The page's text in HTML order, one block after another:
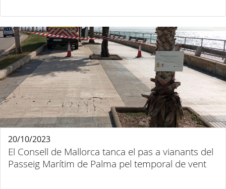
El Consell de Mallorca tanca el pas a vianants del
Passeig Marítim de Palma pel temporal de vent
20/10/2023